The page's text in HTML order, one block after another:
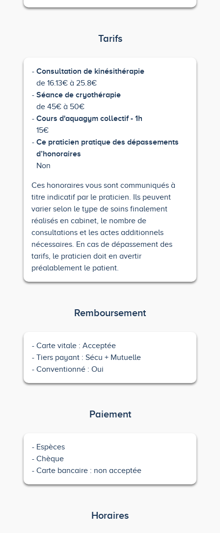
Tarifs
Consultation de kinésithérapie
de 16.13€ à 25.8€
Séance de cryothérapie
de 45€ à 50€
Cours d'aquagym collectif - 1h
15€
Ce praticien pratique des dépassements
d’honoraires
Non
Ces honoraires vous sont communiqués à
titre indicatif par le praticien. Ils peuvent
varier selon le type de soins finalement
réalisés en cabinet, le nombre de
consultations et les actes additionnels
nécessaires. En cas de dépassement des
tarifs, le praticien doit en avertir
préalablement le patient.
Remboursement
Carte vitale : Acceptée
Tiers payant : Sécu + Mutuelle
Conventionné : Oui
Paiement
Espèces
Chèque
Carte bancaire : non acceptée
Horaires